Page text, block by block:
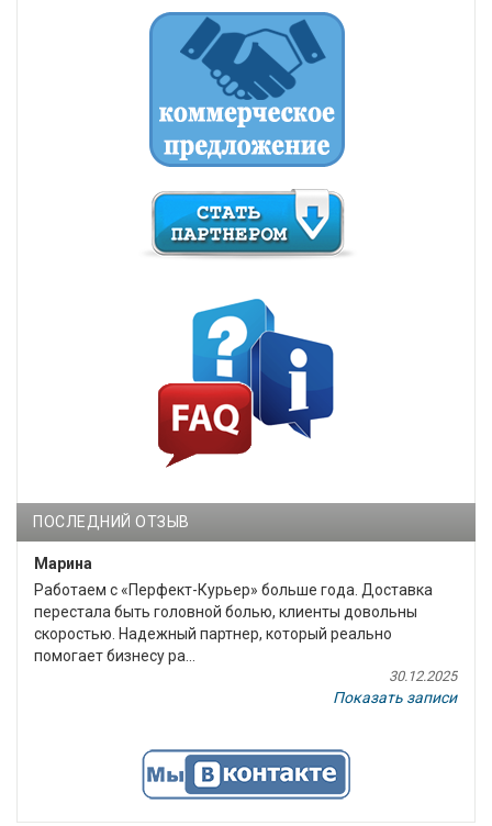
ПОСЛЕДНИЙ ОТЗЫВ
Марина
Работаем с «Перфект-Курьер» больше года. Доставка
перестала быть головной болью, клиенты довольны
скоростью. Надежный партнер, который реально
помогает бизнесу ра...
30.12.2025
Показать записи